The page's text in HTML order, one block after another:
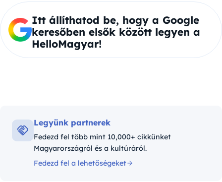
Itt állíthatod be, hogy a Google
keresőben elsők között legyen a
HelloMagyar!
Legyünk partnerek
Fedezd fel több mint 10,000+ cikkünket
Magyarországról és a kultúráról.
Fedezd fel a lehetőségeket